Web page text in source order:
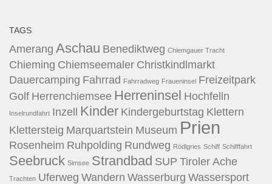
TAGS
Amerang Aschau Benediktweg Chiemgauer Tracht
Chieming Chiemseemaler Christkindlmarkt
Dauercamping Fahrrad Fahrradweg Fraueninsel Freizeitpark
Golf Herrenchiemsee Herreninsel Hochfelln
Inselrundfahrt Inzell Kinder Kindergeburtstag Klettern
Klettersteig Marquartstein Museum Prien
Rosenheim Ruhpolding Rundweg Rödlgries Schiff Schifffahrt
Seebruck Simsee Strandbad SUP Tiroler Ache
Trachten Uferweg Wandern Wasserburg Wassersport